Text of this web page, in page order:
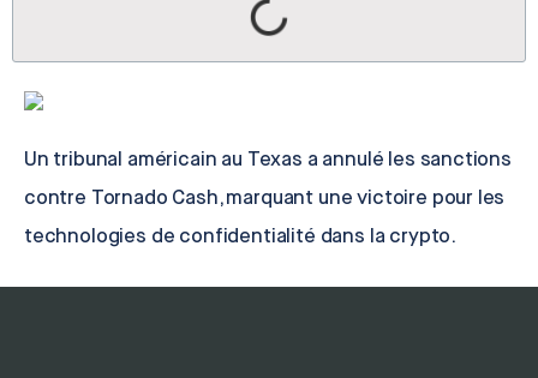
Un tribunal américain au Texas a annulé les sanctions
contre Tornado Cash, marquant une victoire pour les
technologies de confidentialité dans la crypto.